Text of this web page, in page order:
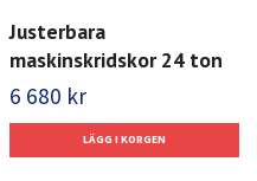
Justerbara
maskinskridskor 24 ton
6 680 kr